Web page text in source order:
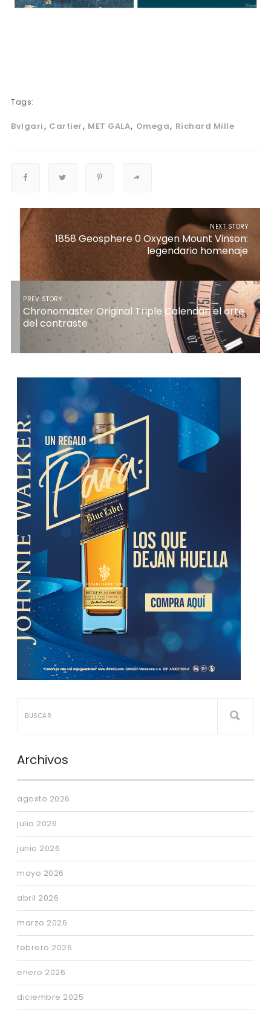
Tags:
Bvlgari Cartier MET GALA Omega Richard Mille
NEXT STORY
1858 Geosphere 0 Oxygen Mount Vinson:
legendario homenaje
PREV STORY
Chronomaster Original Triple Calendar: el arte
del contraste
Archivos
agosto 2026
julio 2026
junio 2026
mayo 2026
abril 2026
marzo 2026
febrero 2026
enero 2026
diciembre 2025